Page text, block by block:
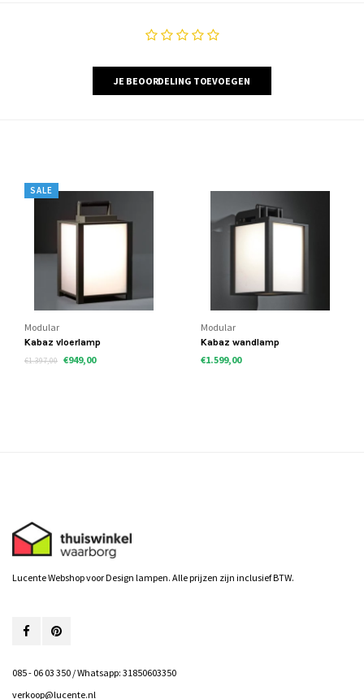
JE BEOORDELING TOEVOEGEN
SALE
Modular
Kabaz vloerlamp
€1.397,00 €949,00
Modular
Kabaz wandlamp
€1.599,00
Lucente Webshop voor Design lampen. Alle prijzen zijn inclusief BTW.
085 - 06 03 350 / Whatsapp: 31850603350
verkoop@lucente.nl